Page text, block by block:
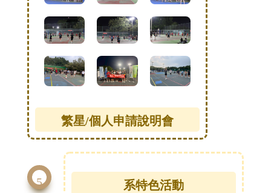
繁星/個人申請說明會
5
系特色活動